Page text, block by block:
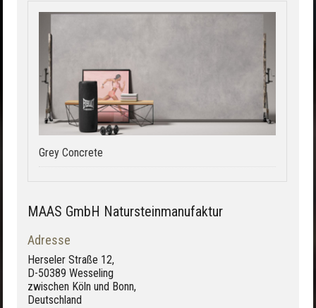
Grey Concrete
MAAS GmbH Natursteinmanufaktur
Adresse
Herseler Straße 12,
D-50389 Wesseling
zwischen Köln und Bonn,
Deutschland